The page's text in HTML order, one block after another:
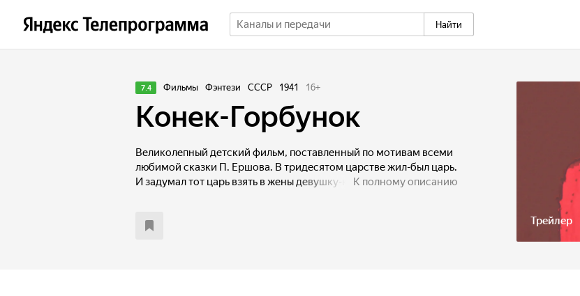
Найти
Трейлер
7.4 Фильмы Фэнтези СССР 1941 16+
Конек-Горбунок
Великолепный детский фильм, поставленный по мотивам всеми
любимой сказки П. Ершова. В тридесятом царстве жил-был царь.
И задумал тот царь взять в жены девушку-красу. А чтобы
головы. Тут-то и пришел на помощь к Иванушке сказочный
К полному описанию